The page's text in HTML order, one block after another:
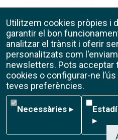
Utilitzem cookies pròpies i
garantir el bon
analitzar el trànsit i oferir
personalitzats com
newsletters. Pots acceptar
cookies o configurar-ne
teves preferències.
Necessàries
Necessàries ▸
▸